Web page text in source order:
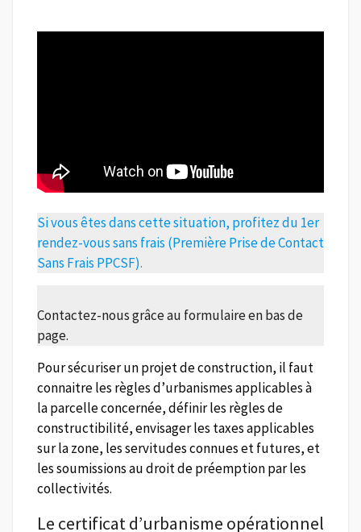
Si vous êtes dans cette situation, profitez du 1er
rendez-vous sans frais (Première Prise de Contact
Sans Frais PPCSF).
Contactez-nous grâce au formulaire en bas de
page.
Pour sécuriser un projet de construction, il faut
connaitre les règles d’urbanismes applicables à
la parcelle concernée, définir les règles de
constructibilité, envisager les taxes applicables
sur la zone, les servitudes connues et futures, et
les soumissions au droit de préemption par les
collectivités.
Le certificat d’urbanisme opérationnel